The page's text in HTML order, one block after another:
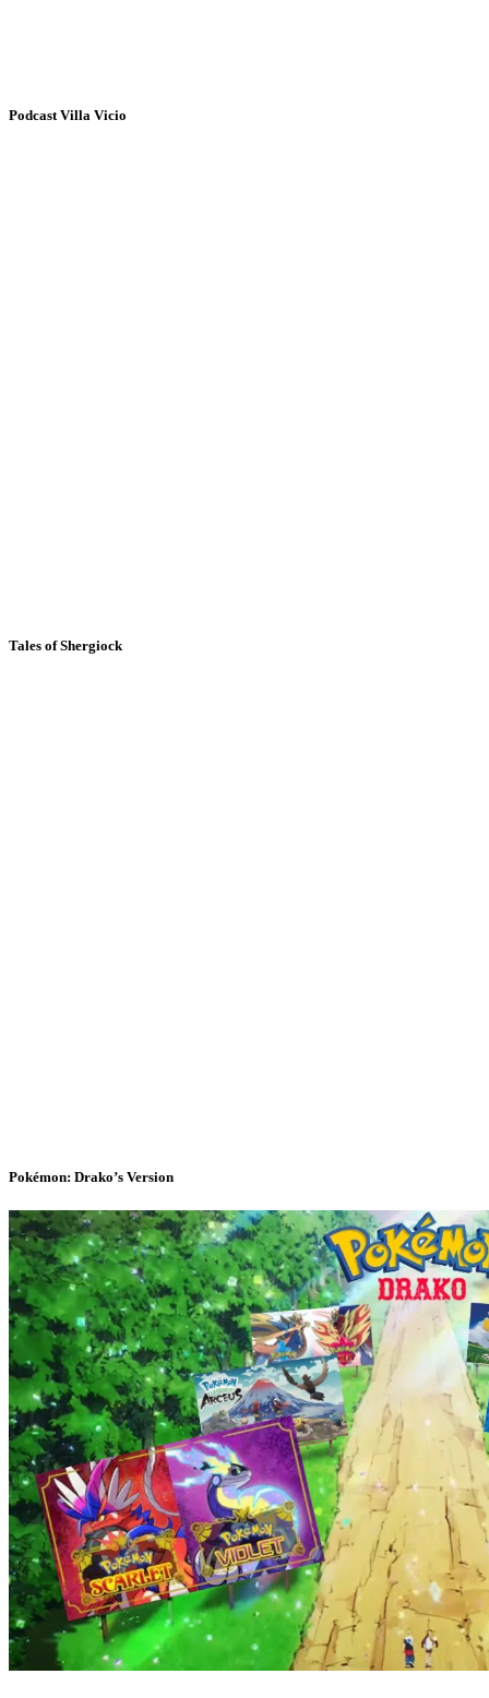
Podcast Villa Vicio
Tales of Shergiock
Pokémon: Drako’s Version